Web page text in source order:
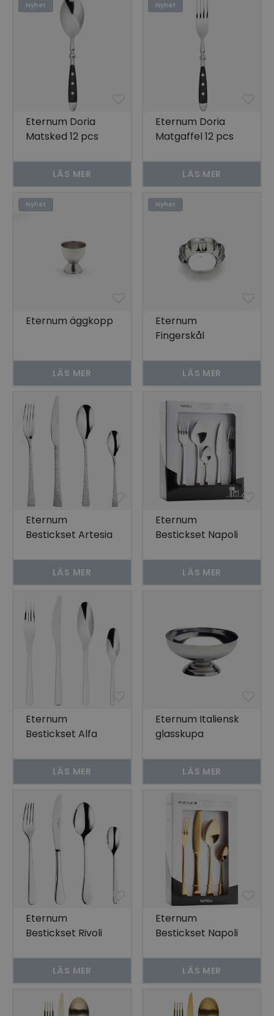
Nyhet
Eternum Doria
Matsked 12 pcs
LÄS MER
Nyhet
Eternum Doria
Matgaffel 12 pcs
LÄS MER
Nyhet
Eternum äggkopp
LÄS MER
Nyhet
Eternum
Fingerskål
LÄS MER
Eternum
Bestickset Artesia
pcs
LÄS MER
Eternum
Bestickset Napoli
delar
LÄS MER
Eternum
Bestickset Alfa
delar
LÄS MER
Eternum Italiensk
glasskupa
LÄS MER
Eternum
Bestickset Rivoli
delar
LÄS MER
Eternum
Bestickset Napoli
LÄS MER